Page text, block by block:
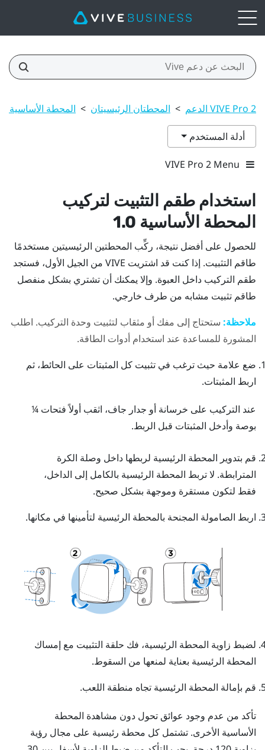
VIVE Pro 2 الدعم > المحطتان الرئيسيتان > المحطة الأساسية 1.0
أدلة المستخدم
VIVE Pro 2 Menu
استخدام طقم التثبيت لتركيب
المحطة الأساسية 1.0
للحصول على أفضل نتيجة، ركِّب المحطتين الرئيسيتين مستخدمًا
طاقم التثبيت. إذا كنت قد اشتريت VIVE من الجيل الأول، فستجد
طقم التركيب داخل العبوة. وإلا يمكنك أن تشتري بشكل منفصل
طاقم تثبيت مشابه من طرف خارجي.
ملاحظة: ستحتاج إلى مفك أو مثقاب لتثبيت وحدة التركيب. اطلب
المشورة للمساعدة عند استخدام أدوات الطاقة.
ضع علامة حيث ترغب في تثبيت كل المثبتات على الحائط، ثم
اربط المثبتات.
عند التركيب على خرسانة أو جدار جاف، اثقب أولاً فتحات ¼
بوصة وأدخل المثبتات قبل الربط.
قم بتدوير المحطة الرئيسية لربطها داخل وصلة الكرة
المترابطة. لا تربط المحطة الرئيسية بالكامل إلى الداخل،
فقط لتكون مستقرة وموجهة بشكل صحيح.
اربط الصامولة المجنحة بالمحطة الرئيسية لتأمينها في مكانها.
لضبط زاوية المحطة الرئيسية، فك حلقة التثبيت مع إمساك
المحطة الرئيسية بعناية لمنعها من السقوط.
قم بإمالة المحطة الرئيسية تجاه منطقة اللعب.
تأكد من عدم وجود عوائق تحول دون مشاهدة المحطة
الأساسية الأخرى. تشتمل كل محطة رئيسية على مجال رؤية